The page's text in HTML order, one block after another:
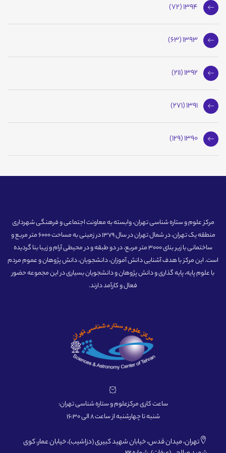
1394 (72)
1393 (63)
1392 (211)
1391 (271)
1390 (129)
مرکز علوم و ستاره شناسی تهران، وابسته به معاونت اجتماعی و فرهنگی شهرداری
منطقه یک تهران، در شمال تهران در سال 1379 در زمینی به مساحت 6000 متر مربع و
ساختمانی با زیر بنای 3000 متر مربع، در دو طبقه و در محیطی آرام و زیبا بنا گردیده
است. این مرکز با هدف آشنایی دانش آموزان، دانشجویان، دانش پژوهان و عموم مردم
با علوم پایه، پایه گذاری و دانش پژوهان و دانشجویان بسیاری در این مجموعه حضور
فعال و کارآمد دارند.
ساعت کاری مرکزعلوم و ستاره شناسی تهران:
شنبه تا چهارشنبه از ساعت 8 الی 16:30
تهران، میدان قدس، خیابان شهید کبیری (دزاشیب)، خیابان عمار، کوی